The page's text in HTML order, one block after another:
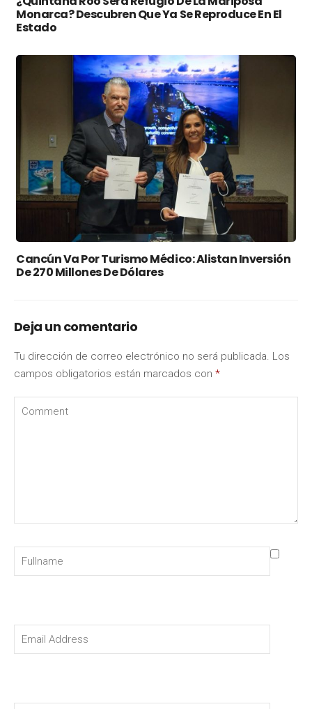
Monarca? Descubren Que Ya Se Reproduce En El
Estado
Cancún Va Por Turismo Médico: Alistan Inversión
De 270 Millones De Dólares
Deja un comentario
Tu dirección de correo electrónico no será publicada. Los
campos obligatorios están marcados con *